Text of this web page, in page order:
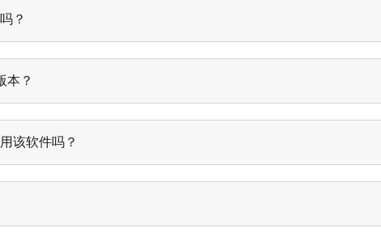
？
本？
该软件吗？